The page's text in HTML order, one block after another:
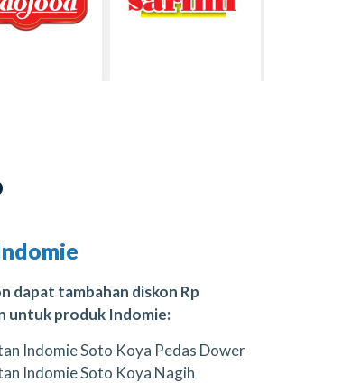
dapat tambahan diskon Rp
untuk produk Indomie:
Indomie Soto Koya Pedas Dower
Indomie Soto Koya Nagih